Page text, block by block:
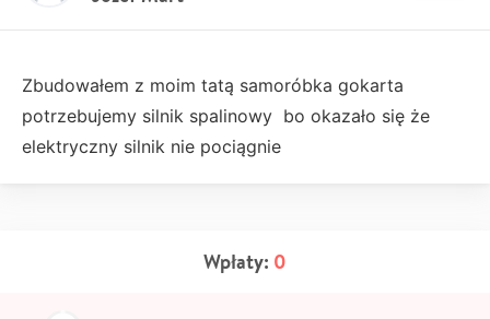
Zbudowałem z moim tatą samoróbka gokarta
potrzebujemy silnik spalinowy bo okazało się że
elektryczny silnik nie pociągnie
Wpłaty: 0